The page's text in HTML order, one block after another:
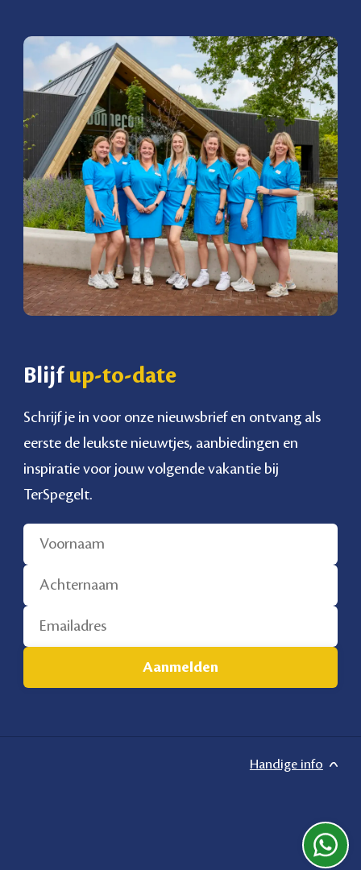
Blijf up-to-date
Schrijf je in voor onze nieuwsbrief en ontvang als
eerste de leukste nieuwtjes, aanbiedingen en
inspiratie voor jouw volgende vakantie bij
TerSpegelt.
Handige info